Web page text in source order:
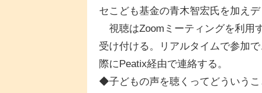
セこども基金の青木智宏氏を加え
視聴はZoomミーティングを利用
受け付ける。リアルタイムで参加
際にPeatix経由で連絡する。
◆子どもの声を聴くってどういう